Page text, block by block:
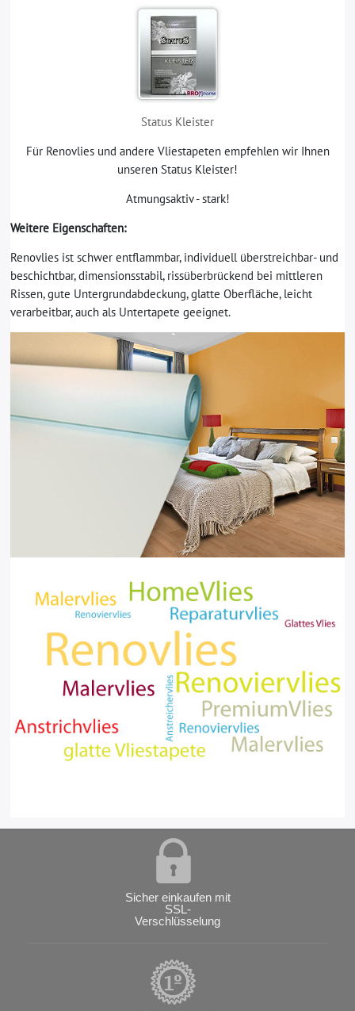
Status Kleister
Für Renovlies und andere Vliestapeten empfehlen wir Ihnen
unseren Status Kleister!
Atmungsaktiv - stark!
Weitere Eigenschaften:
Renovlies ist schwer entflammbar, individuell überstreichbar- und
beschichtbar, dimensionsstabil, rissüberbrückend bei mittleren
Rissen, gute Untergrundabdeckung, glatte Oberfläche, leicht
verarbeitbar, auch als Untertapete geeignet.
Sicher einkaufen mit
SSL-
Verschlüsselung